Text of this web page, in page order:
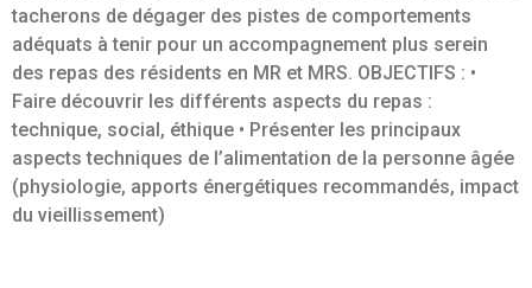
tacherons de dégager des pistes de comportements
adéquats à tenir pour un accompagnement plus serein
des repas des résidents en MR et MRS. OBJECTIFS : •
Faire découvrir les différents aspects du repas :
technique, social, éthique • Présenter les principaux
aspects techniques de l’alimentation de la personne âgée
(physiologie, apports énergétiques recommandés, impact
du vieillissement)